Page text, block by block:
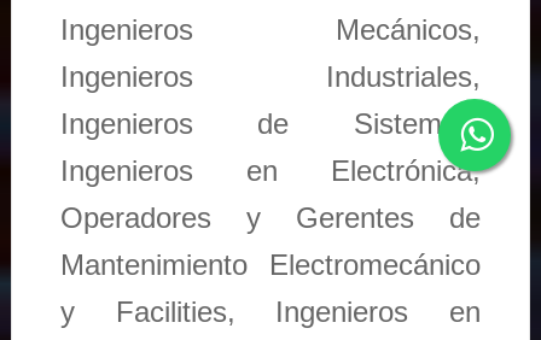
Ingenieros Mecánicos,
Ingenieros Industriales,
Ingenieros de Sistemas,
Ingenieros en Electrónica,
Operadores y Gerentes de
Mantenimiento Electromecánico
y Facilities, Ingenieros en